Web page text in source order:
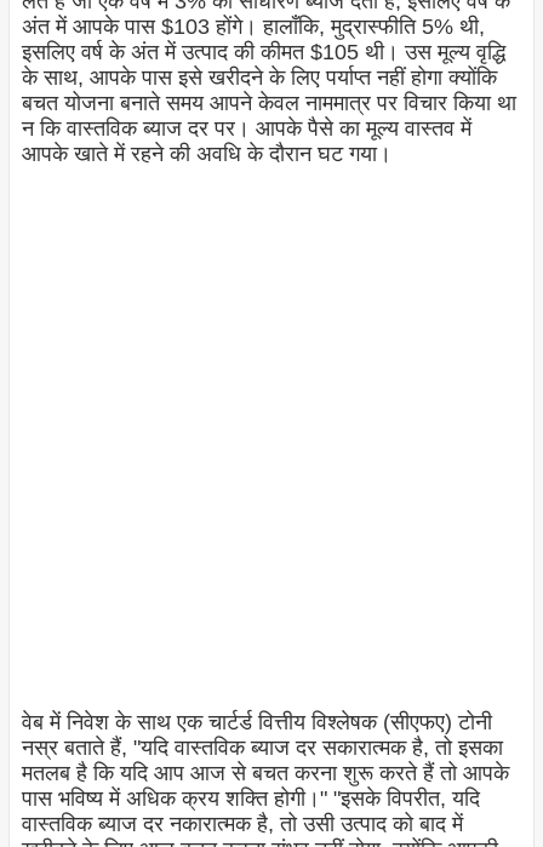
अंत में आपके पास $103 होंगे। हालाँकि, मुद्रास्फीति 5% थी,
इसलिए वर्ष के अंत में उत्पाद की कीमत $105 थी। उस मूल्य वृद्धि
के साथ, आपके पास इसे खरीदने के लिए पर्याप्त नहीं होगा क्योंकि
बचत योजना बनाते समय आपने केवल नाममात्र पर विचार किया था
न कि वास्तविक ब्याज दर पर। आपके पैसे का मूल्य वास्तव में
आपके खाते में रहने की अवधि के दौरान घट गया।
वेब में निवेश के साथ एक चार्टर्ड वित्तीय विश्लेषक (सीएफए) टोनी
नस्र बताते हैं, "यदि वास्तविक ब्याज दर सकारात्मक है, तो इसका
मतलब है कि यदि आप आज से बचत करना शुरू करते हैं तो आपके
पास भविष्य में अधिक क्रय शक्ति होगी।" "इसके विपरीत, यदि
वास्तविक ब्याज दर नकारात्मक है, तो उसी उत्पाद को बाद में